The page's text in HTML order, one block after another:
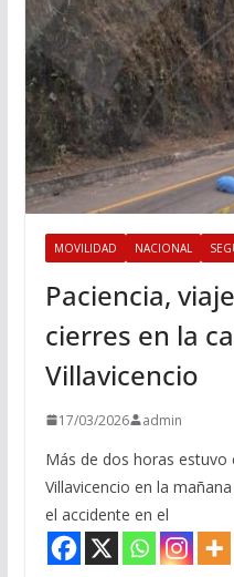
MOVILIDAD NACIONAL
Paciencia,
cierres en la
Villavicencio
17/03/2026 admin
Más de dos horas
Villavicencio en la
el accidente en el